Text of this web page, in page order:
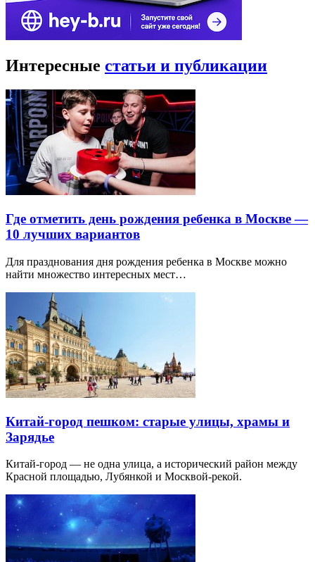
Интересные статьи и публикации
Где отметить день рождения ребенка в Москве —
10 лучших вариантов
Для празднования дня рождения ребенка в Москве можно
найти множество интересных мест…
Китай-город пешком: старые улицы, храмы и
Зарядье
Китай-город — не одна улица, а исторический район между
Красной площадью, Лубянкой и Москвой-рекой.